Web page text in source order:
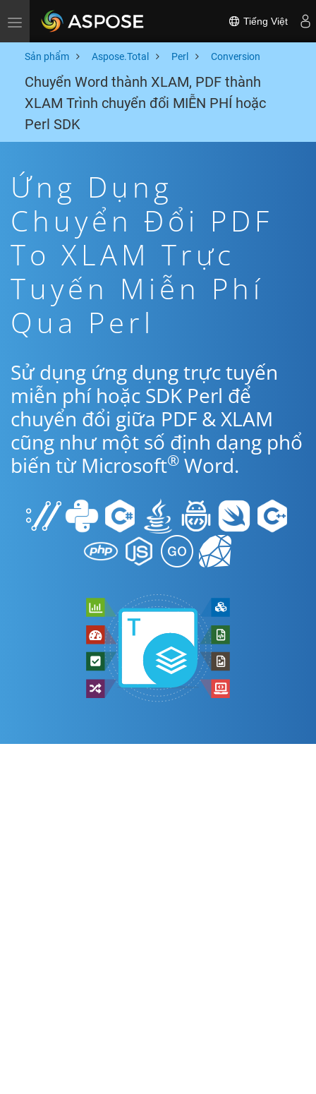
Toggle navigation Tiếng Việt
Sản phẩm Aspose.Total Perl Conversion
Chuyển Word thành XLAM, PDF thành
XLAM Trình chuyển đổi MIỄN PHÍ hoặc
Perl SDK
Ứng Dụng
Chuyển Đổi PDF
To XLAM Trực
Tuyến Miễn Phí
Qua Perl
Sử dụng ứng dụng trực tuyến
miễn phí hoặc SDK Perl để
chuyển đổi giữa PDF & XLAM
cũng như một số định dạng phổ
biến từ Microsoft® Word.